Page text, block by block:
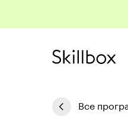
Все